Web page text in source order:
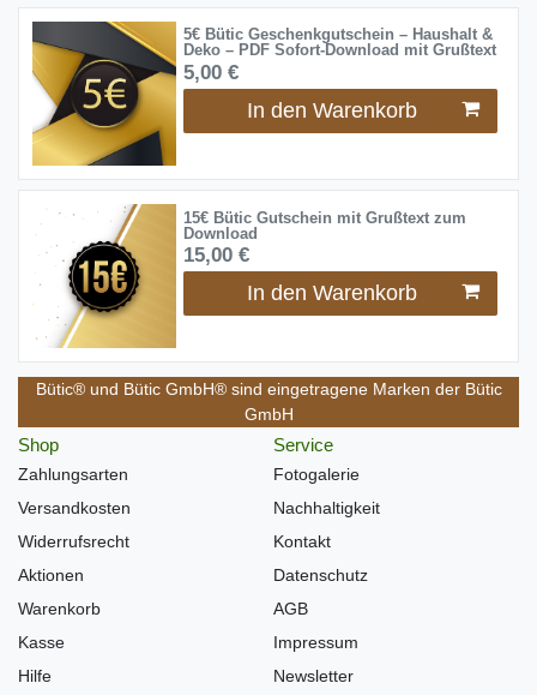
5€ Bütic Geschenkgutschein – Haushalt &
Deko – PDF Sofort-Download mit Grußtext
5,00 €
In den Warenkorb
15€ Bütic Gutschein mit Grußtext zum
Download
15,00 €
In den Warenkorb
Bütic® und Bütic GmbH® sind eingetragene Marken der Bütic
GmbH
Shop
Zahlungsarten
Versandkosten
Widerrufsrecht
Aktionen
Warenkorb
Kasse
Hilfe
Service
Fotogalerie
Nachhaltigkeit
Kontakt
Datenschutz
AGB
Impressum
Newsletter